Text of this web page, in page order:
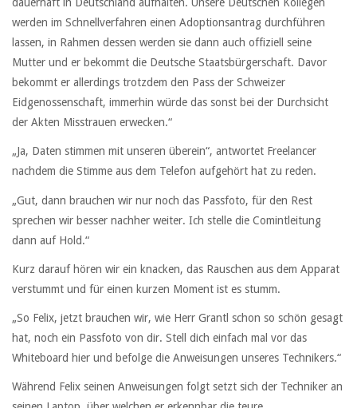
dauerhaft in Deutschland aufhalten. Unsere Deutschen Kollegen
werden im Schnellverfahren einen Adoptionsantrag durchführen
lassen, in Rahmen dessen werden sie dann auch offiziell seine
Mutter und er bekommt die Deutsche Staatsbürgerschaft. Davor
bekommt er allerdings trotzdem den Pass der Schweizer
Eidgenossenschaft, immerhin würde das sonst bei der Durchsicht
der Akten Misstrauen erwecken.“
„Ja, Daten stimmen mit unseren überein“, antwortet Freelancer
nachdem die Stimme aus dem Telefon aufgehört hat zu reden.
„Gut, dann brauchen wir nur noch das Passfoto, für den Rest
sprechen wir besser nachher weiter. Ich stelle die Comintleitung
dann auf Hold.“
Kurz darauf hören wir ein knacken, das Rauschen aus dem Apparat
verstummt und für einen kurzen Moment ist es stumm.
„So Felix, jetzt brauchen wir, wie Herr Grantl schon so schön gesagt
hat, noch ein Passfoto von dir. Stell dich einfach mal vor das
Whiteboard hier und befolge die Anweisungen unseres Technikers.“
Während Felix seinen Anweisungen folgt setzt sich der Techniker an